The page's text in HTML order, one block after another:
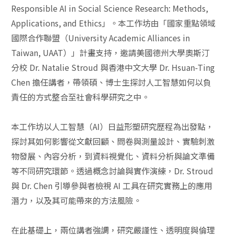
Responsible AI in Social Science Research: Methods,
Applications, and Ethics」。本工作坊由「國家重點領域
國際合作聯盟（University Academic Alliances in
Taiwan, UAAT）」計畫支持，邀請美國德州大學奧斯汀
分校 Dr. Natalie Stroud 與香港中文大學 Dr. Hsuan-Ting
Chen 擔任講者，帶領碩、博士生探討人工智慧如何以負
責任的方式整合至社會科學研究之中。
本工作坊以人工智慧（AI）日益形塑研究歷程為出發點，
探討其如何影響從文獻回顧、問卷與測量設計、實驗刺激
物發展、內容分析，到資料視覺化、資料分析與論文準備
等不同研究環節。透過概念討論與實作演練，Dr. Stroud
與 Dr. Chen 引導參與者檢視 AI 工具在研究實務上的應用
潛力，以及其可能帶來的方法風險。
在此基礎上，兩位講者強調，研究嚴謹性、透明度與倫理